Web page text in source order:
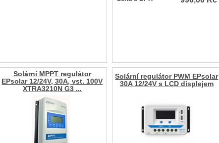
Solární MPPT regulátor
EPsolar 12/24V, 30A, vst. 100V
XTRA3210N G3 ...
Solární regulátor PWM EPsolar
30A 12/24V s LCD displejem